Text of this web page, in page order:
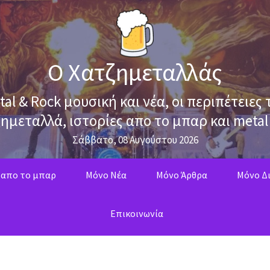
Ο Χατζημεταλλάς
& Rock μουσική και νέα, οι περιπέτειες
ιστορίες απο το μπαρ και
Σάββατο, 08 Αυγούστου 2026
απο το μπαρ Mόνο Νέα Mόνο Άρθρα Μόνο
Επικοινωνία